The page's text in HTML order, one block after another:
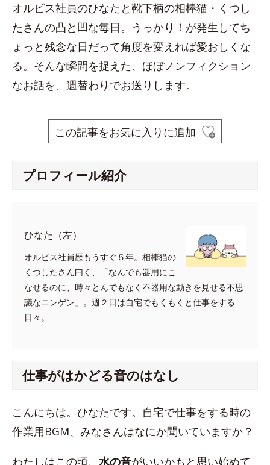
オルビス社員のひなたと靴下柄の相棒猫・くつし
たさんの凸と凹な毎日。うっかり！が発生してち
ょっと残念な日だって角度を変えれば愛おしくな
る。そんな瞬間を捉えた、ほぼノンフィクション
なお話を、週替わりでお送りします。
この記事をお気に入りに追加
プロフィール紹介
ひなた（左）
オルビス社員歴もうすぐ５年。相棒猫の
くつしたさん曰く、「なんでも器用にこ
なせるのに、時々とんでもなく不器用な動きを見せる不思
議なニンゲン」。週２日は自宅でもくもくと仕事をする
日々。
仕事がはかどる音のはなし
こんにちは。ひなたです。自宅で仕事をする時の
作業用BGM、みなさんはなにか聞いていますか？
わたしはこの頃、 水の音がいいかもと思い始めて